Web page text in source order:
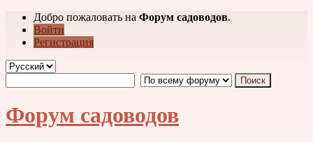
Добро пожаловать на Форум садоводов.
Войти
Регистрация
Форум садоводов